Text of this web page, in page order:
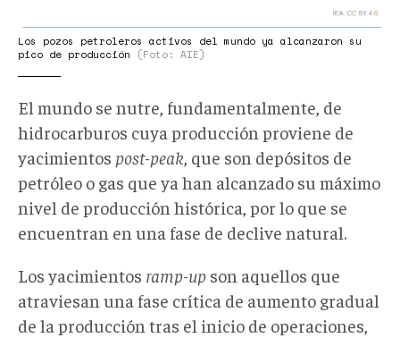
27.png
Los pozos petroleros activos del mundo ya alcanzaron su
pico de producción
(Foto: AIE)
El mundo se nutre, fundamentalmente, de
hidrocarburos cuya producción proviene de
yacimientos post-peak, que son depósitos de
petróleo o gas que ya han alcanzado su máximo
nivel de producción histórica, por lo que se
encuentran en una fase de declive natural.
Los yacimientos ramp-up son aquellos que
atraviesan una fase crítica de aumento gradual
de la producción tras el inicio de operaciones,